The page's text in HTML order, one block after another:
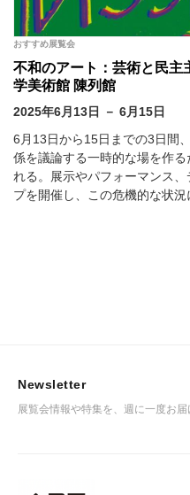
おすすめ展覧会
不和のアート：芸術と民主
学美術館 陳列館
2025年6月13日 － 6月15日
6月13日から15日までの3日間
係を議論する一時的な場を作
れる。展示やパフォーマンス
プを開催し、この危機的な状況
Newsletter
展覧会情報や特集を、週に一度お届